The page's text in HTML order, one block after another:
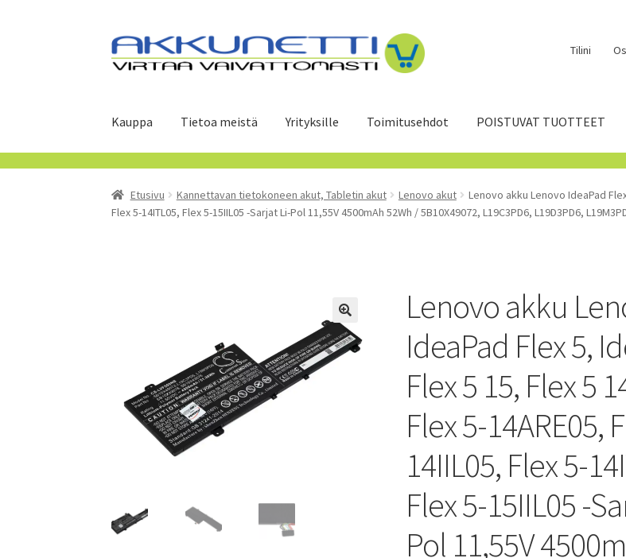
Siirry
navigointiin
Siirry
sisältöön
Tilini
Kauppa Tietoa meistä Yrityksille Toimitusehdot POISTUVAT TUOTTEET
Etusivu Kannettavan tietokoneen akut, Tabletin akut Lenovo akut
Lenovo akku Lenovo IdeaPad
Flex 5-14ITL05, Flex 5-15IIL05 -Sarjat Li-Pol 11,55V 4500mAh 52Wh / 5B10X49072, L19C3PD6, L19D3PD6,
Lenovo akku
IdeaPad Flex 5,
Flex 5 15, Flex 5
Flex 5-14ARE05,
14IIL05, Flex 5-
Flex 5-15IIL05 -
Pol 11,55V